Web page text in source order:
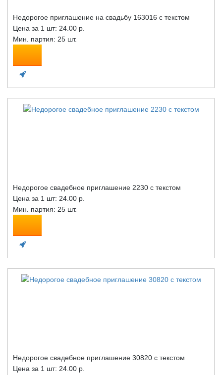
Недорогое приглашение на свадьбу 163016 с текстом
Цена за 1 шт: 24.00 р.
Мин. партия: 25 шт.
Недорогое свадебное приглашение 2230 с текстом
Цена за 1 шт: 24.00 р.
Мин. партия: 25 шт.
Недорогое свадебное приглашение 30820 с текстом
Цена за 1 шт: 24.00 р.